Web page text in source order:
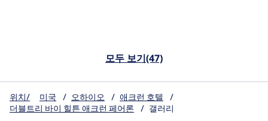
모두 보기(47)
위치/ 미국 / 오하이오 / 애크런 호텔
/
더블트리 바이 힐튼 애크런 페어론
/ 갤러리